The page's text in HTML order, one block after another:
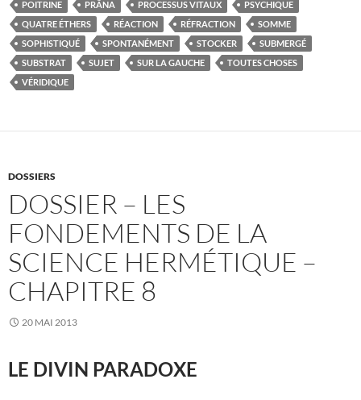
POITRINE PRÂNA PROCESSUS VITAUX
PSYCHIQUE
QUATRE ÉTHERS
RÉACTION RÉFRACTION
SOMME
SOPHISTIQUÉ
SPONTANÉMENT STOCKER
SUBMERGÉ
SUBSTRAT
SUJET SUR LA GAUCHE
TOUTES CHOSES
VÉRIDIQUE
DOSSIERS
DOSSIER – LES
FONDEMENTS DE LA
SCIENCE HERMÉTIQUE –
CHAPITRE 8
20 MAI 2013
LE DIVIN PARADOXE